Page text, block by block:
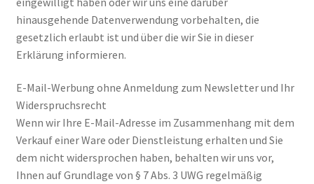
hinausgehende Datenverwendung vorbehalten, die
gesetzlich erlaubt ist und über die wir Sie in dieser
Erklärung informieren.
E-Mail-Werbung ohne Anmeldung zum Newsletter und Ihr
Widerspruchsrecht
Wenn wir Ihre E-Mail-Adresse im Zusammenhang mit dem
Verkauf einer Ware oder Dienstleistung erhalten und Sie
dem nicht widersprochen haben, behalten wir uns vor,
Ihnen auf Grundlage von § 7 Abs. 3 UWG regelmäßig